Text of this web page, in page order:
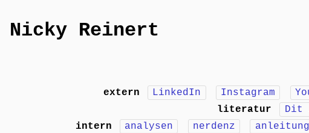
Nicky Reinert
extern LinkedIn Instagram
literatur
Dit
intern
analysen nerdenz